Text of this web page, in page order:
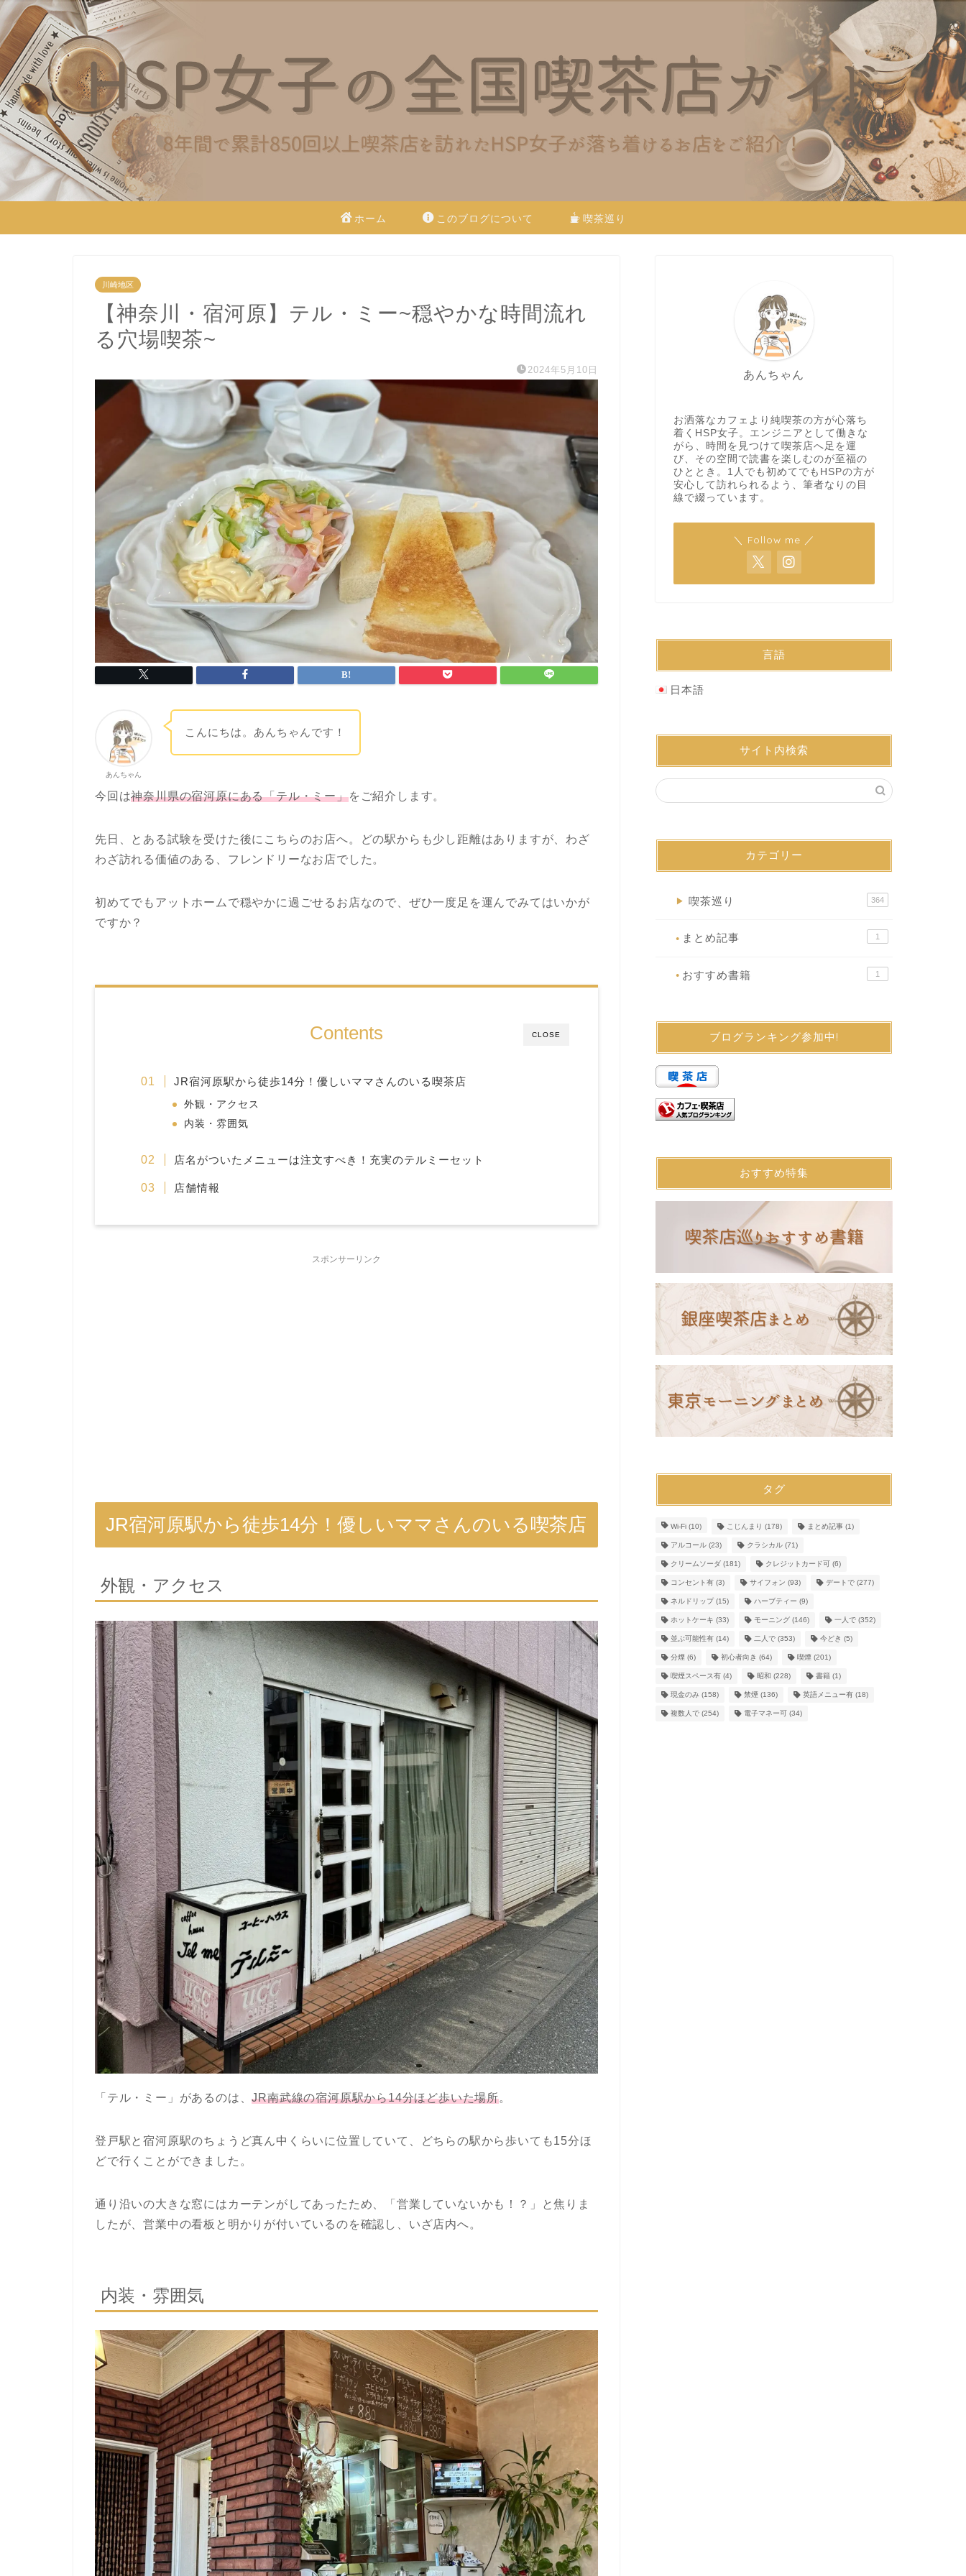
ホーム このブログについて 喫茶巡り
川崎地区
【神奈川・宿河原】テル・ミー~穏やかな時間流れ
る穴場喫茶~
2024年5月10日
あんちゃん
こんにちは。あんちゃんです！
今回は神奈川県の宿河原にある「テル・ミー」をご紹介します。
先日、とある試験を受けた後にこちらのお店へ。どの駅からも少し距離はありますが、わざ
わざ訪れる価値のある、フレンドリーなお店でした。
初めてでもアットホームで穏やかに過ごせるお店なので、ぜひ一度足を運んでみてはいかが
ですか？
CLOSE
Contents
JR宿河原駅から徒歩14分！優しいママさんのいる喫茶店
外観・アクセス
内装・雰囲気
店名がついたメニューは注文すべき！充実のテルミーセット
店舗情報
スポンサーリンク
JR宿河原駅から徒歩14分！優しいママさんのいる喫茶店
外観・アクセス
「テル・ミー」があるのは、JR南武線の宿河原駅から14分ほど歩いた場所。
登戸駅と宿河原駅のちょうど真ん中くらいに位置していて、どちらの駅から歩いても15分ほ
どで行くことができました。
通り沿いの大きな窓にはカーテンがしてあったため、「営業していないかも！？」と焦りま
したが、営業中の看板と明かりが付いているのを確認し、いざ店内へ。
内装・雰囲気
あんちゃん
お洒落なカフェより純喫茶の方が心落ち
着くHSP女子。エンジニアとして働きな
がら、時間を見つけて喫茶店へ足を運
び、その空間で読書を楽しむのが至福の
ひととき。1人でも初めてでもHSPの方が
安心して訪れられるよう、筆者なりの目
線で綴っています。
＼ Follow me ／
言語
日本語
サイト内検索
カテゴリー
▶ 喫茶巡り 364
● まとめ記事 1
● おすすめ書籍 1
ブログランキング参加中!
おすすめ特集
タグ
Wi-Fi(10) こじんまり (178) まとめ記事(1)
アルコール(23) クラシカル(71)
クリームソーダ(181) クレジットカード可(6)
コンセント有(3) サイフォン (93) デートで(277)
ネルドリップ(15) ハーブティー (9)
ホットケーキ (33) モーニング(146) 一人で(352)
並ぶ可能性有(14) 二人で(353) 今どき (5)
分煙(6) 初心者向き (64) 喫煙(201)
喫煙スペース有(4) 昭和 (228) 書籍(1)
現金のみ(158) 禁煙(136) 英語メニュー有(18)
複数人で(254) 電子マネー可(34)